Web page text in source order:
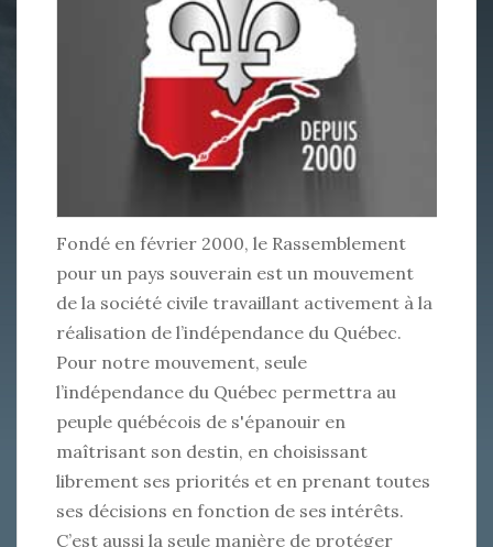
Fondé en février 2000, le Rassemblement
pour un pays souverain est un mouvement
de la société civile travaillant activement à la
réalisation de l’indépendance du Québec.
Pour notre mouvement, seule
l’indépendance du Québec permettra au
peuple québécois de s'épanouir en
maîtrisant son destin, en choisissant
librement ses priorités et en prenant toutes
ses décisions en fonction de ses intérêts.
C’est aussi la seule manière de protéger